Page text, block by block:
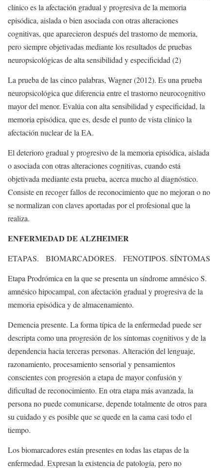
clínico es la afectación gradual y progresiva de la memoria
episódica, aislada o bien asociada con otras alteraciones
cognitivas, que aparecieron después del trastorno de memoria,
pero siempre objetivadas mediante los resultados de pruebas
neuropsicológicas de alta sensibilidad y especificidad (2)
La prueba de las cinco palabras, Wagner (2012). Es una prueba
neuropsicológica que diferencia entre el trastorno neurocognitivo
mayor del menor. Evalúa con alta sensibilidad y especificidad, la
memoria episódica, que es, desde el punto de vista clínico la
afectación nuclear de la EA.
El deterioro gradual y progresivo de la memoria episódica, aislada
o asociada con otras alteraciones cognitivas, cuando está
objetivada mediante esta prueba, acerca mucho al diagnóstico.
Consiste en recoger fallos de reconocimiento que no mejoran o no
se normalizan con claves aportadas por el profesional que la
realiza.
ENFERMEDAD DE ALZHEIMER
ETAPAS. BIOMARCADORES. FENOTIPOS. SÍNTOMAS
Etapa Prodrómica en la que se presenta un síndrome amnésico S.
amnésico hipocampal, con afectación gradual y progresiva de la
memoria episódica y de almacenamiento.
Demencia presente. La forma típica de la enfermedad puede ser
descripta como una progresión de los síntomas cognitivos y de la
dependencia hacia terceras personas. Alteración del lenguaje,
razonamiento, procesamiento sensorial y pensamientos
conscientes con progresión a etapa de mayor confusión y
dificultad de reconocimiento. En otra etapa más avanzada, la
persona no puede comunicarse, depende totalmente de otros para
su cuidado y es posible que se quede en la cama casi todo el
tiempo.
Los biomarcadores están presentes en todas las etapas de la
enfermedad. Expresan la existencia de patología, pero no